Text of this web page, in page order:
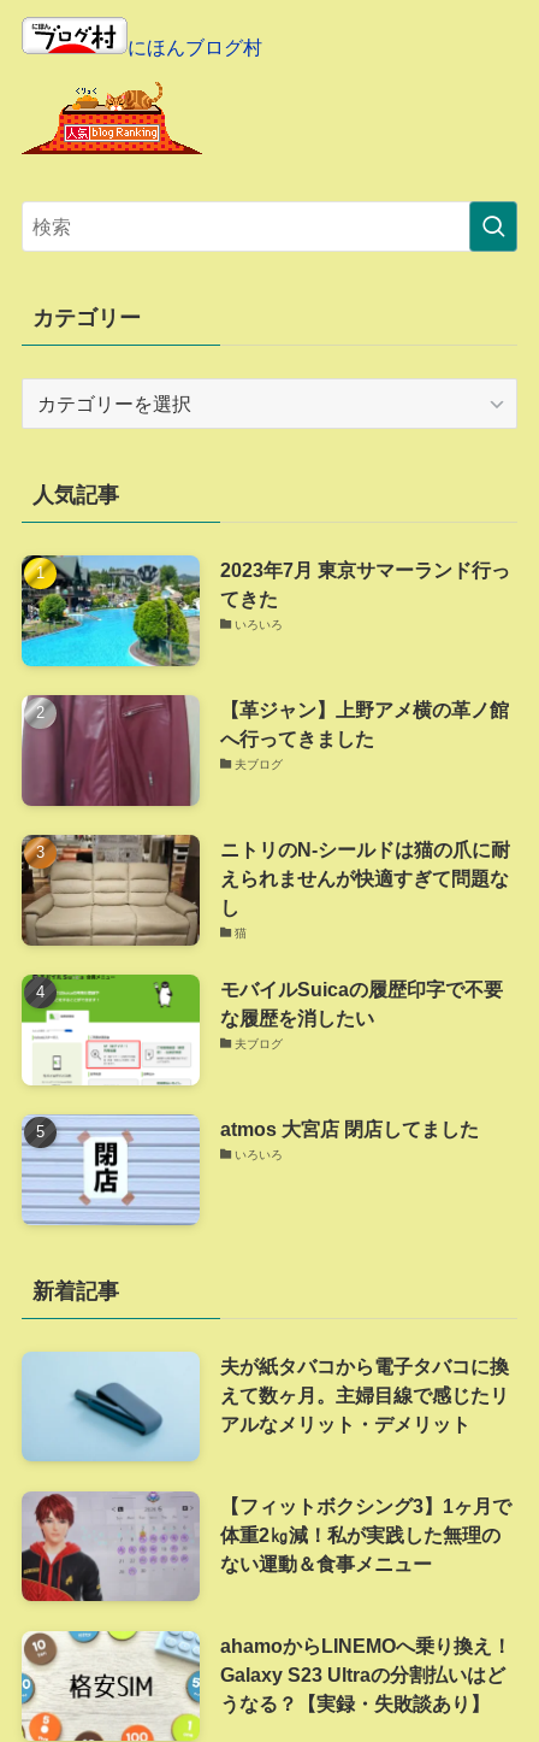
にほんブログ村
カテゴリー
ー
人気記事
2023年7月 東京サマーランド行っ
てきた
いろいろ
【革ジャン】上野アメ横の革ノ館
へ行ってきました
夫ブログ
ニトリのN-シールドは猫の爪に耐
えられませんが快適すぎて問題な
し
猫
モバイルSuicaの履歴印字で不要
な履歴を消したい
夫ブログ
atmos 大宮店 閉店してました
いろいろ
新着記事
夫が紙タバコから電子タバコに換
えて数ヶ月。主婦目線で感じたリ
アルなメリット・デメリット
【フィットボクシング3】1ヶ月で
体重2㎏減！私が実践した無理の
ない運動＆食事メニュー
ahamoからLINEMOへ乗り換え！
Galaxy S23 Ultraの分割払いはど
うなる？【実録・失敗談あり】